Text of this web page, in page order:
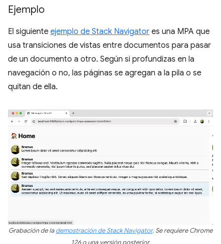
Ejemplo
El siguiente ejemplo de Stack Navigator es una MPA que
usa transiciones de vistas entre documentos para pasar
de un documento a otro. Según si profundizas en la
navegación o no, las páginas se agregan a la pila o se
quitan de ella.
Grabación de lademostración de Stack Navigator. Se requiere Chrome